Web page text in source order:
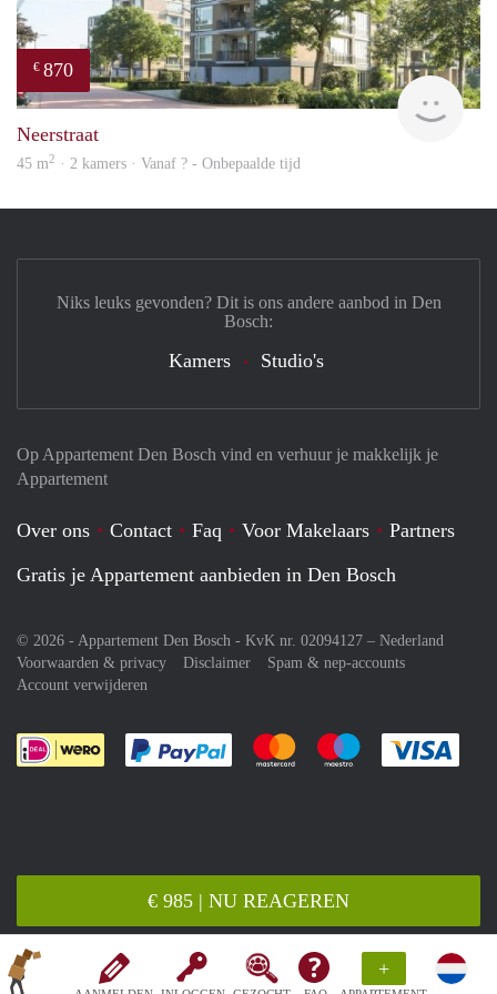
+
€ 985 | NU REAGEREN
€ 870
Neerstraat
45 m2 · 2 kamers · Vanaf ? - Onbepaalde tijd
Op Appartement Den Bosch vind en verhuur je makkelijk je
Appartement
Over ons Contact Faq Voor Makelaars
Partners
Gratis je Appartement aanbieden in Den Bosch
© 2026 - Appartement Den Bosch - KvK nr. 02094127 – Nederland
Voorwaarden & privacy
Disclaimer
Spam & nep-accounts
Account verwijderen
Je rekent gemakkelijk af met Paypal
Je rekent gemakkelijk af met
Je rekent
Niks leuks gevonden? Dit is ons andere aanbod in Den
Bosch:
Kamers Studio's